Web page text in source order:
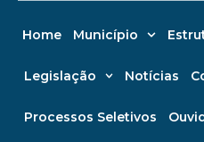
Home Município
Legislação Notícias
Processos Seletivos